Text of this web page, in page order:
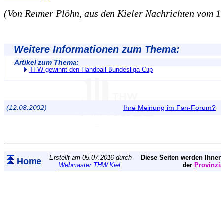
(Von Reimer Plöhn, aus den Kieler Nachrichten vom
Weitere Informationen zum Thema:
Artikel zum Thema:
THW gewinnt den Handball-Bundesliga-Cup
(12.08.2002) Ihre Meinung im Fan-Forum?
Home
Erstellt am 05.07.2016 durch
Webmaster THW Kiel.
Diese Seiten werden
der